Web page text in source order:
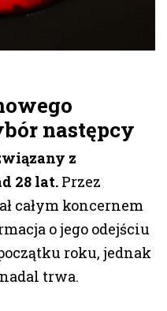
następcy
z
28 lat. Przez
całym koncernem
o jego odejściu
roku, jednak
trwa.